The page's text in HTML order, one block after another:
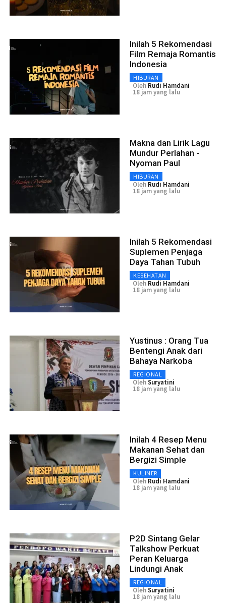
Inilah 5 Rekomendasi
Film Remaja Romantis
Indonesia
HIBURAN
Oleh Rudi Hamdani
18 jam yang lalu
Makna dan Lirik Lagu
Mundur Perlahan -
Nyoman Paul
HIBURAN
Oleh Rudi Hamdani
18 jam yang lalu
Inilah 5 Rekomendasi
Suplemen Penjaga
Daya Tahan Tubuh
KESEHATAN
Oleh Rudi Hamdani
18 jam yang lalu
Yustinus : Orang Tua
Bentengi Anak dari
Bahaya Narkoba
REGIONAL
OlehSuryatini
18 jam yang lalu
Inilah 4 Resep Menu
Makanan Sehat dan
Bergizi Simple
KULINER
Oleh Rudi Hamdani
18 jam yang lalu
P2D Sintang Gelar
Talkshow Perkuat
Peran Keluarga
Lindungi Anak
REGIONAL
OlehSuryatini
18 jam yang lalu